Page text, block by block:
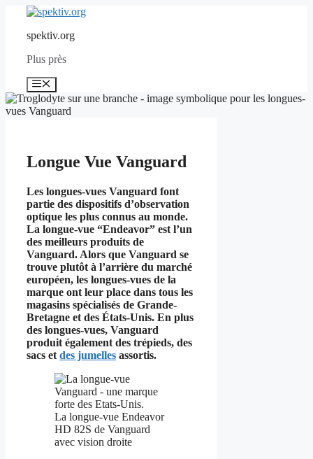
contenuspektiv.org
Plus près
Menu
Longue Vue Vanguard
Les longues-vues Vanguard font
partie des dispositifs d’observation
optique les plus connus au monde.
La longue-vue “Endeavor” est l’un
des meilleurs produits de
Vanguard. Alors que Vanguard se
trouve plutôt à l’arrière du marché
européen, les longues-vues de la
marque ont leur place dans tous les
magasins spécialisés de Grande-
Bretagne et des États-Unis. En plus
des longues-vues, Vanguard
produit également des trépieds, des
sacs et des jumelles assortis.
La longue-vue Endeavor
HD 82S de Vanguard
avec vision droite